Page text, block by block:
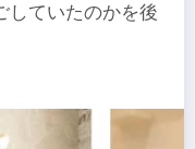
していたのかを後